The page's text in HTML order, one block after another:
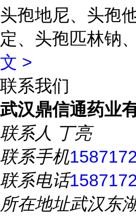
头孢地尼、头孢
定、头孢匹林钠、
文 >
联系我们
武汉鼎信通药业
联系人 丁亮
联系手机
联系电话
所在地址武汉东